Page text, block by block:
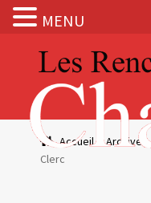
navigation
contenu
Actualités
Expositions
Accueil Archives
Clerc
MENU